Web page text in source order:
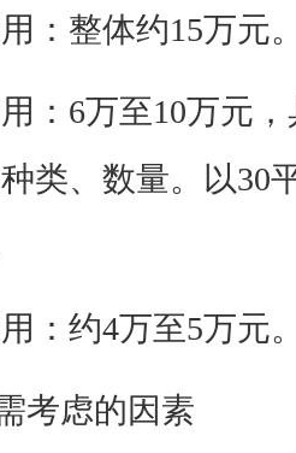
整体约15万元。
6万至10万元，
类、数量。以30
约4万至5万元。
虑的因素